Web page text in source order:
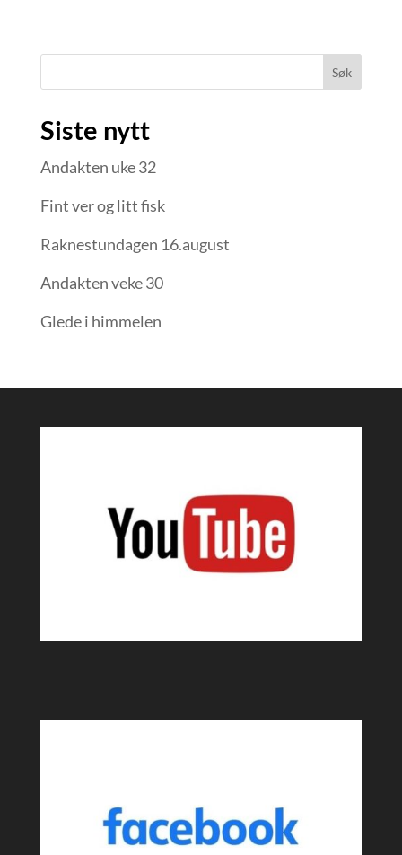
Søk
Siste nytt
Andakten uke 32
Fint ver og litt fisk
Raknestundagen 16.august
Andakten veke 30
Glede i himmelen